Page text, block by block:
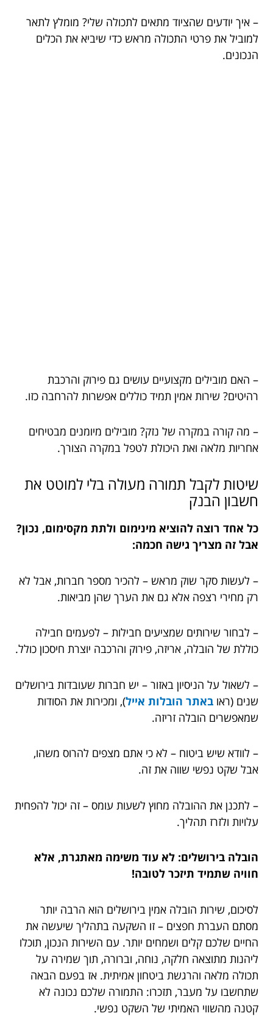
– איך יודעים שהציוד מתאים לתכולה שלי? מומלץ לתאר
למוביל את פרטי התכולה מראש כדי שיביא את הכלים
הנכונים.
– האם מובילים מקצועיים עושים גם פירוק והרכבת
רהיטים? שירות אמין תמיד כוללים אפשרות להרחבה כזו.
– מה קורה במקרה של נזק? מובילים מיומנים מבטיחים
אחריות מלאה ואת היכולת לטפל במקרה הצורך.
שיטות לקבל תמורה מעולה בלי למוטט את
חשבון הבנק
כל אחד רוצה להוציא מינימום ולתת מקסימום, נכון?
אבל זה מצריך גישה חכמה:
– לעשות סקר שוק מראש – להכיר מספר חברות, אבל לא
רק מחירי רצפה אלא גם את הערך שהן מביאות.
– לבחור שירותים שמציעים חבילות – לפעמים חבילה
כוללת של הובלה, אריזה, פירוק והרכבה יוצרת חיסכון כולל.
– לשאול על הניסיון באזור – יש חברות שעובדות בירושלים
שנים (ראו באתר הובלות אייל), ומכירות את הסודות
שמאפשרים הובלה זריזה.
– לוודא שיש ביטוח – לא כי אתם מצפים להרוס משהו,
אבל שקט נפשי שווה את זה.
– לתכנן את ההובלה מחוץ לשעות עומס – זה יכול להפחית
עלויות ולזרז תהליך.
הובלה בירושלים: לא עוד משימה מאתגרת, אלא
חוויה שתמיד תיזכר לטובה!
לסיכום, שירות הובלה אמין בירושלים הוא הרבה יותר
מסתם העברת חפצים – זו השקעה בתהליך שיעשה את
החיים שלכם קלים ושמחים יותר. עם השירות הנכון, תוכלו
ליהנות מתוצאה חלקה, נוחה, וברורה, תוך שמירה על
תכולה מלאה והרגשת ביטחון אמיתית. אז בפעם הבאה
שתחשבו על מעבר, תזכרו: התמורה שלכם נכונה לא
קטנה מהשווי האמיתי של השקט נפשי.